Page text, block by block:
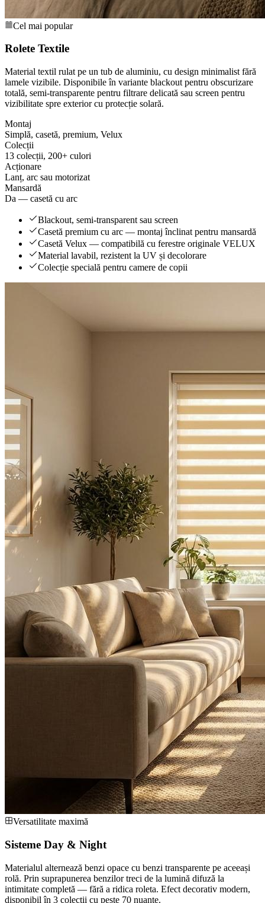
Cel mai popular
Rolete Textile
Material textil rulat pe un tub de aluminiu, cu design minimalist fără
lamele vizibile. Disponibile în variante blackout pentru obscurizare
totală, semi-transparente pentru filtrare delicată sau screen pentru
vizibilitate spre exterior cu protecție solară.
Montaj
Simplă, casetă, premium, Velux
Colecții
13 colecții, 200+ culori
Acționare
Lanț, arc sau motorizat
Mansardă
Da — casetă cu arc
Blackout, semi-transparent sau screen
Casetă premium cu arc — montaj înclinat pentru mansardă
Casetă Velux — compatibilă cu ferestre originale VELUX
Material lavabil, rezistent la UV și decolorare
Colecție specială pentru camere de copii
Versatilitate maximă
Sisteme Day & Night
Materialul alternează benzi opace cu benzi transparente pe aceeași
rolă. Prin suprapunerea benzilor treci de la lumină difuză la
intimitate completă — fără a ridica roleta. Efect decorativ modern,
disponibil în 3 colecții cu peste 70 nuanțe.